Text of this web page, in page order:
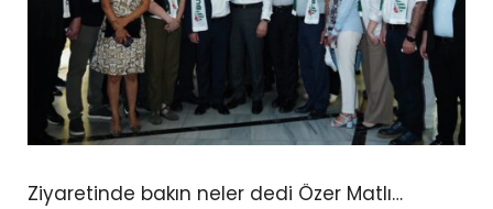
Ziyaretinde bakın neler dedi Özer Matlı…